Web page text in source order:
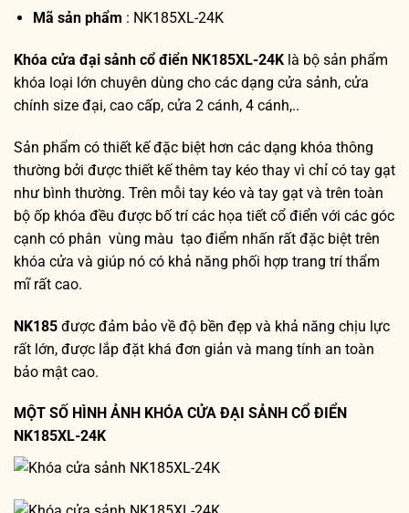
Mã sản phẩm : NK185XL-24K
Khóa cửa đại sảnh cổ điển NK185XL-24K là bộ sản phẩm
khóa loại lớn chuyên dùng cho các dạng cửa sảnh, cửa
chính size đại, cao cấp, cửa 2 cánh, 4 cánh,..
Sản phẩm có thiết kế đặc biệt hơn các dạng khóa thông
thường bởi được thiết kế thêm tay kéo thay vì chỉ có tay gạt
như bình thường. Trên mỗi tay kéo và tay gạt và trên toàn
bộ ốp khóa đều được bố trí các họa tiết cổ điển với các góc
cạnh có phân vùng màu tạo điểm nhấn rất đặc biệt trên
khóa cửa và giúp nó có khả năng phối hợp trang trí thẩm
mĩ rất cao.
NK185 được đảm bảo về độ bền đẹp và khả năng chịu lực
rất lớn, được lắp đặt khá đơn giản và mang tính an toàn
bảo mật cao.
MỘT SỐ HÌNH ẢNH KHÓA CỬA ĐẠI SẢNH CỔ ĐIỂN
NK185XL-24K